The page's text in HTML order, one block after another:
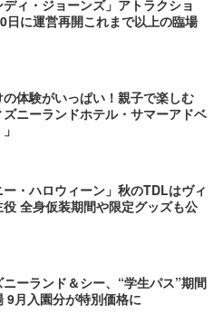
ィ・ジョーンズ」アトラクショ
日に運営再開これまで以上の臨場
の体験がいっぱい！親子で楽しむ
ズニーランドホテル・サマーアドベ
ー・ハロウィーン」秋のTDLはヴィ
役 全身仮装期間や限定グッズも公
ーランド＆シー、“学生パス”期間
9月入園分が特別価格に